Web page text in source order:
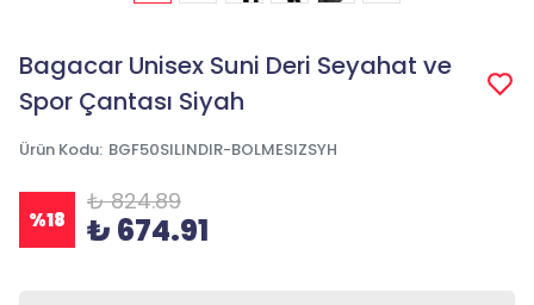
Bagacar Unisex Suni Deri Seyahat ve
Spor Çantası Siyah
Ürün Kodu: BGF50SILINDIR-BOLMESIZSYH
%18
₺ 824.89
₺ 674.91